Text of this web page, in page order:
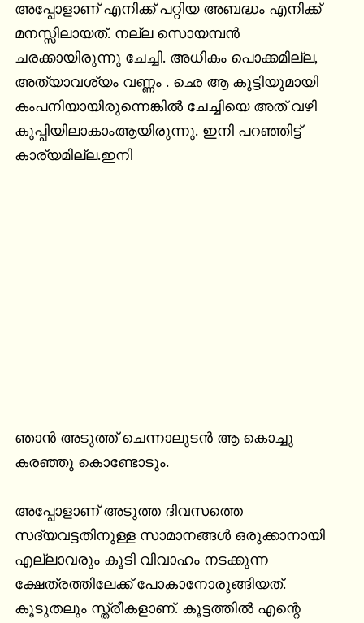
അപ്പോളാണ് എനിക്ക് പറ്റിയ അബദ്ധം എനിക്ക്
മനസ്സിലായത്‌. നല്ല സൊയമ്പന്‍
ചരക്കായിരുന്നു ചേച്ചി. അധികം പൊക്കമില്ല,
അത്യാവശ്യം വണ്ണം . ഛെ ആ കുട്ടിയുമായി
കംപനിയായിരുന്നെങ്കില്‍ ചേച്ചിയെ അത് വഴി
കുപ്പിയിലാകാംആയിരുന്നു. ഇനി പറഞ്ഞിട്ട്
കാര്യമില്ല.ഇനി
ഞാന്‍ അടുത്ത് ചെന്നാലുടന്‍ ആ കൊച്ചു
കരഞ്ഞു കൊണ്ടോടും.
അപ്പോളാണ് അടുത്ത ദിവസത്തെ
സദ്യവട്ടതിനുള്ള സാമാനങ്ങള്‍ ഒരുക്കാനായി
എല്ലാവരും കൂടി വിവാഹം നടക്കുന്ന
ക്ഷേത്രത്തിലേക്ക് പോകാനോരുങ്ങിയത്.
കൂടുതലും സ്ത്രീകളാണ്. കൂട്ടത്തില്‍ എന്റെ